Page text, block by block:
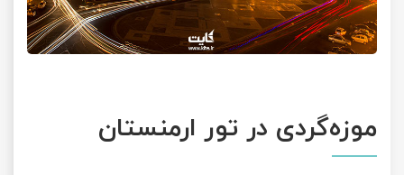
موزه‌گردی در تور ارمنستان